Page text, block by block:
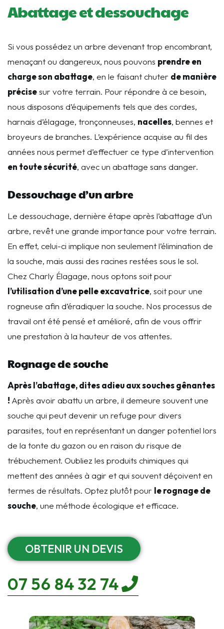
Abattage et dessouchage
Si vous possédez un arbre devenant trop encombrant,
menaçant ou dangereux, nous pouvons prendre en
charge son abattage, en le faisant chuter de manière
précisesur votre terrain. Pour répondre à ce besoin,
nous disposons d’équipements tels que des cordes,
harnais d’élagage, tronçonneuses, nacelles, bennes et
broyeurs de branches. L’expérience acquise au fil des
années nous permet d’effectuer ce type d’intervention
en toute sécurité, avec un abattage sans danger.
Dessouchage d’un arbre
Le dessouchage, dernière étape après l’abattage d’un
arbre, revêt une grande importance pour votre terrain.
En effet, celui-ci implique non seulement l’élimination de
la souche, mais aussi des racines restées sous le sol.
Chez Charly Élagage, nous optons soit pour
l’utilisation d’une pelle excavatrice, soit pour une
rogneuse afin d’éradiquer la souche. Nos processus de
travail ont été pensé et amélioré, afin de vous offrir
une prestation à la hauteur de vos attentes.
Rognage de souche
Après l’abattage, dites adieu aux souches gênantes
! Après avoir abattu un arbre, il demeure souvent une
souche qui peut devenir un refuge pour divers
parasites, tout en représentant un danger potentiel lors
de la tonte du gazon ou en raison du risque de
trébuchement. Oubliez les produits chimiques qui
mettent des années à agir et qui souvent déçoivent en
termes de résultats. Optez plutôt pour le rognage de
souche, une méthode écologique et efficace.
OBTENIR UN DEVIS
07 56 84 32 74